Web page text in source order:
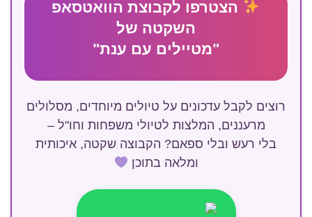
הצטרפו לקבוצת הוואטסאפ
השקטה של
"מטיילים עם ענת"
רוצים לקבל עדכונים על טיולים מיוחדים, מסלולים
מרעננים, המלצות לטיולי משפחות וחו"ל –
בלי רעש ובלי ספאם? הקבוצה שקטה, איכותית
ומלאה בתוכן